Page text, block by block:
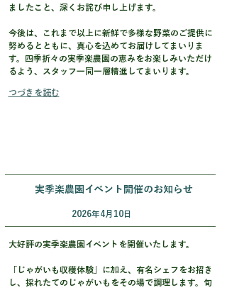
ましたこと、深くお詫び申し上げます。
今後は、これまで以上に新鮮で多様な野菜のご提供に
努めるとともに、真心を込めてお届けしてまいりま
す。四季折々の実季楽農園の恵みをお楽しみいただけ
るよう、スタッフ一同一層精進してまいります。
つづきを読む
実季楽農園イベント開催のお知らせ
2026年4月10日
大好評の実季楽農園イベントを開催いたします。
「じゃがいも収穫体験」に加え、有名シェフをお招き
し、採れたてのじゃがいもをその場で調理します。旬